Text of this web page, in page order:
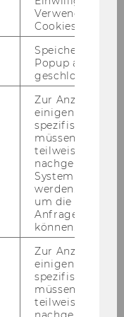
WU Stu­di­um,
& phy­sio­
So ar­bei­
und So­
und bie­tet Un­ter­
Ver­letz­lich­keit
Ver­bin­dung
Stär­ke dar­
sys­te­mi­schen
Ziele
Resilienz
Verwendung von
Cookies.
Speichert ob ein
Popup
geschlossen
Zur Anzeige von
einigen WU-
spezifischen
müssen
teilweise von
nachgelagerten
System
werden.
um die Antwort
Anfrage
können.
Zur Anzeige von
einigen WU-
spezifischen
müssen
teilweise von